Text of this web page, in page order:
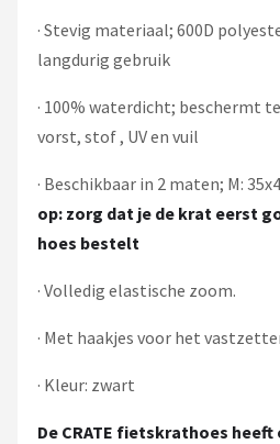
· Stevig materiaal; 600D
langdurig gebruik
· 100% waterdicht; beschermt
vorst, stof , UV en vuil
· Beschikbaar in 2 maten; M:
op: zorg dat je de krat eerst
hoes bestelt
· Volledig elastische zoom.
· Met haakjes voor het
· Kleur: zwart
De CRATE fietskrathoes heeft